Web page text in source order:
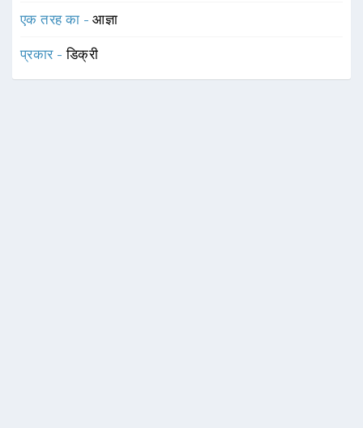
एक तरह का -आज्ञा
प्रकार -डिक्री